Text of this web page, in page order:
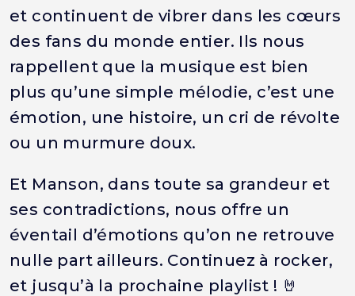
et continuent de vibrer dans les cœurs
des fans du monde entier. Ils nous
rappellent que la musique est bien
plus qu’une simple mélodie, c’est une
émotion, une histoire, un cri de révolte
ou un murmure doux.
Et Manson, dans toute sa grandeur et
ses contradictions, nous offre un
éventail d’émotions qu’on ne retrouve
nulle part ailleurs. Continuez à rocker,
et jusqu’à la prochaine playlist ! 🤘